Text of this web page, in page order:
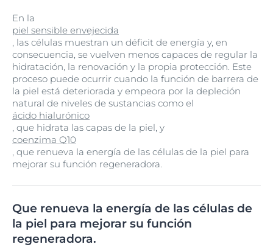
En la
piel sensible envejecida
, las células muestran un déficit de energía y, en
consecuencia, se vuelven menos capaces de regular la
hidratación, la renovación y la propia protección. Este
proceso puede ocurrir cuando la función de barrera de
la piel está deteriorada y empeora por la depleción
natural de niveles de sustancias como el
ácido hialurónico
, que hidrata las capas de la piel, y
coenzima Q10
, que renueva la energía de las células de la piel para
mejorar su función regeneradora.
Que renueva la energía de las células de
la piel para mejorar su función
regeneradora.